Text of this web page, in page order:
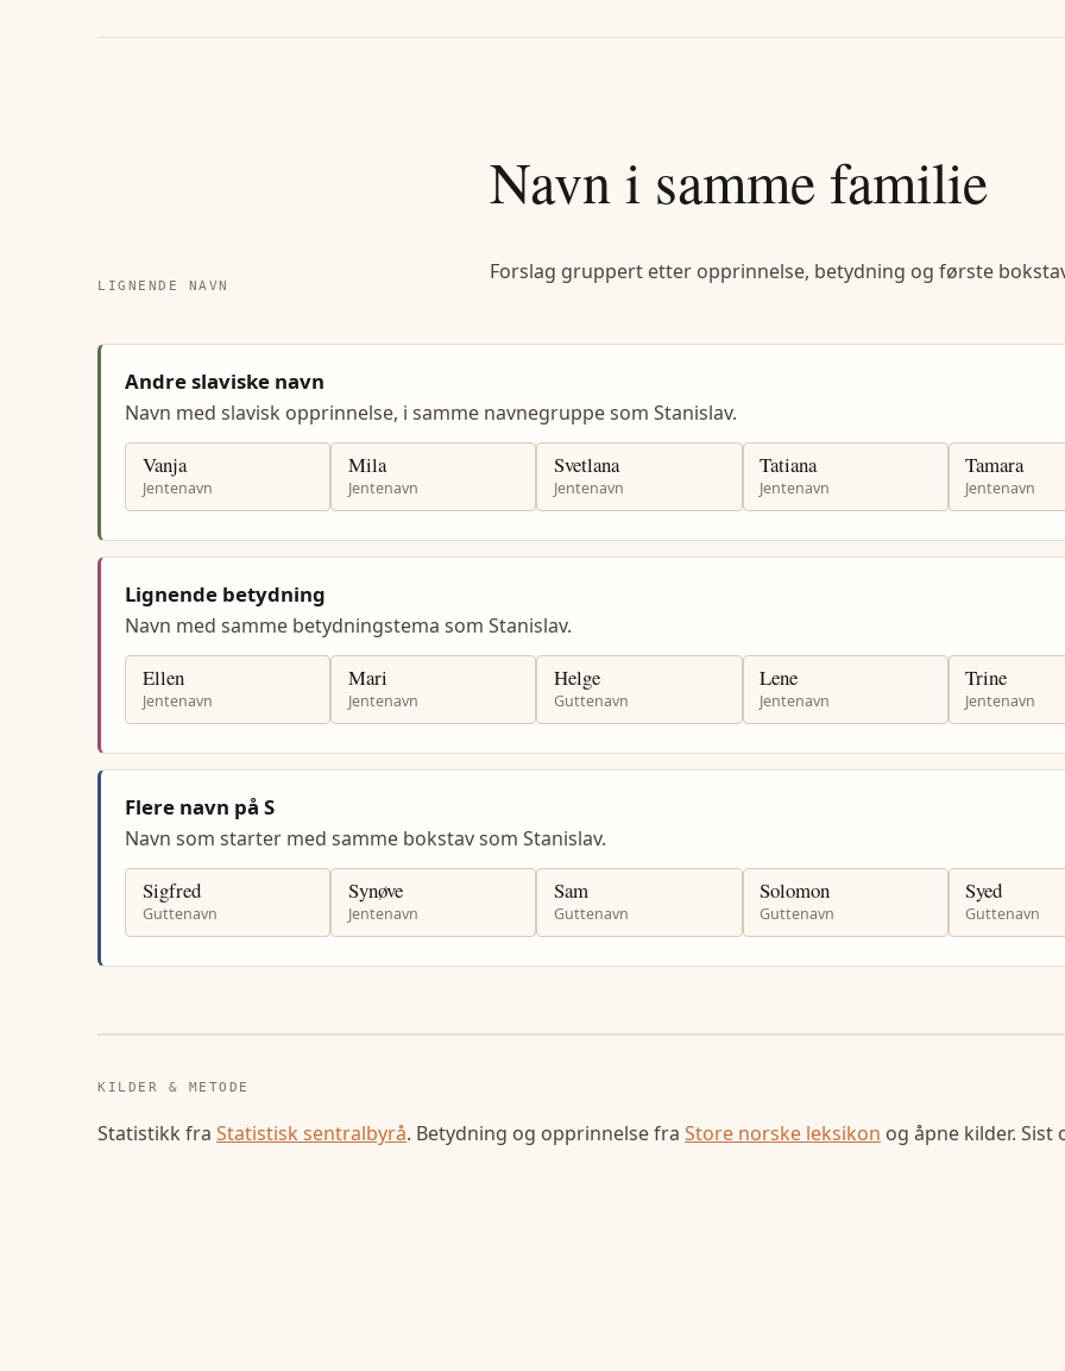
LIGNENDE NAVN
Navn i samme familie
Forslag gruppert etter opprinnelse, betydning og første
Andre slaviske navn
Navn med slavisk opprinnelse, i samme navnegruppe som Stanislav.
Vanja
Jentenavn
Mila
Jentenavn
Svetlana
Jentenavn
Tatiana
Jentenavn
Tamara
Jentenavn
Lignende betydning
Navn med samme betydningstema som Stanislav.
Ellen
Jentenavn
Mari
Jentenavn
Helge
Guttenavn
Lene
Jentenavn
Trine
Jentenavn
Flere navn på S
Navn som starter med samme bokstav som Stanislav.
Sigfred
Guttenavn
Synøve
Jentenavn
Sam
Guttenavn
Solomon
Guttenavn
Syed
Guttenavn
KILDER & METODE
Statistikk fra Statistisk sentralbyrå. Betydning og opprinnelse fra Store norske leksikon og åpne kilder.